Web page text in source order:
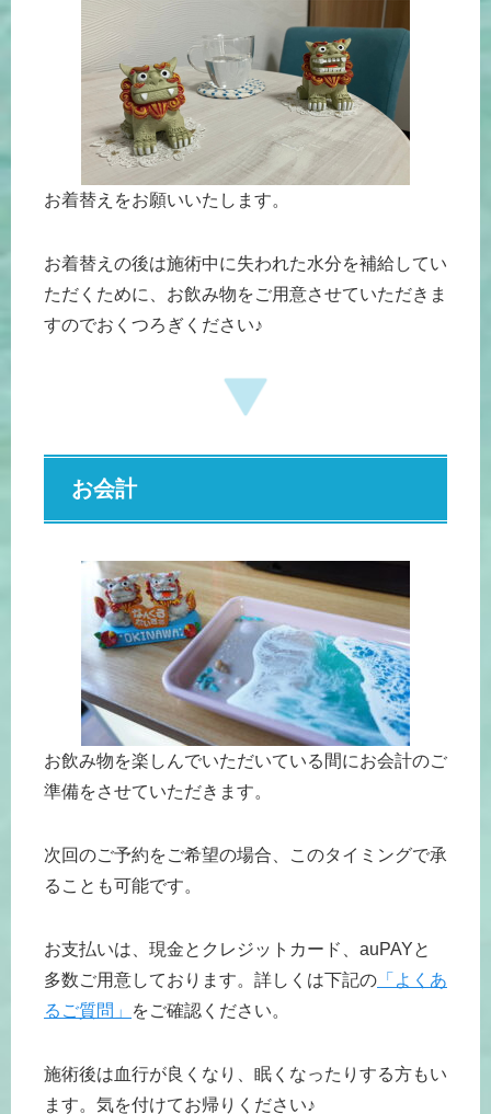
お着替えをお願いいたします。
お着替えの後は施術中に失われた水分を補給してい
ただくために、お飲み物をご用意させていただきま
すのでおくつろぎください♪
お会計
お飲み物を楽しんでいただいている間にお会計のご
準備をさせていただきます。
次回のご予約をご希望の場合、このタイミングで承
ることも可能です。
お支払いは、現金とクレジットカード、auPAYと
多数ご用意しております。詳しくは下記の 「よくあ
るご質問」
をご確認ください。
施術後は血行が良くなり、眠くなったりする方もい
ます。気を付けてお帰りください♪